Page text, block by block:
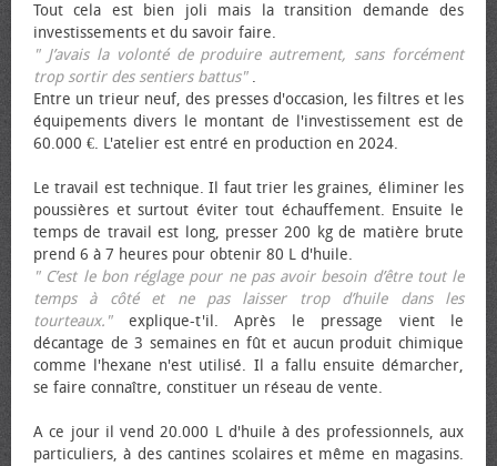
Tout cela est bien joli mais la transition demande des
investissements et du savoir faire.
" J’avais la volonté de produire autrement, sans forcément
trop sortir des sentiers battus".
Entre un trieur neuf, des presses d'occasion, les filtres et les
équipements divers le montant de l'investissement est de
60.000 €. L'atelier est entré en production en 2024.
Le travail est technique. Il faut trier les graines, éliminer les
poussières et surtout éviter tout échauffement. Ensuite le
temps de travail est long, presser 200 kg de matière brute
prend 6 à 7 heures pour obtenir 80 L d'huile.
" C’est le bon réglage pour ne pas avoir besoin d’être tout le
temps à côté et ne pas laisser trop d’huile dans les
tourteaux."explique-t'il. Après le pressage vient le
décantage de 3 semaines en fût et aucun produit chimique
comme l'hexane n'est utilisé. Il a fallu ensuite démarcher,
se faire connaître, constituer un réseau de vente.
A ce jour il vend 20.000 L d'huile à des professionnels, aux
particuliers, à des cantines scolaires et même en magasins.